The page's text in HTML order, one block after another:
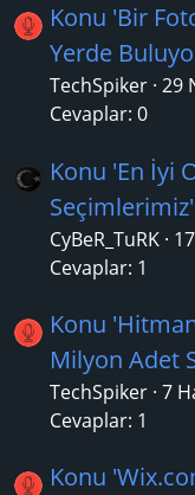
Konu 'Bir
Yerde
TechSpiker 29
Cevaplar: 0
Konu 'En İyi
Seçimlerimiz'
CyBeR_TuRK
Cevaplar: 1
Konu
Milyon Adet
TechSpiker 7
Cevaplar: 1
Konu